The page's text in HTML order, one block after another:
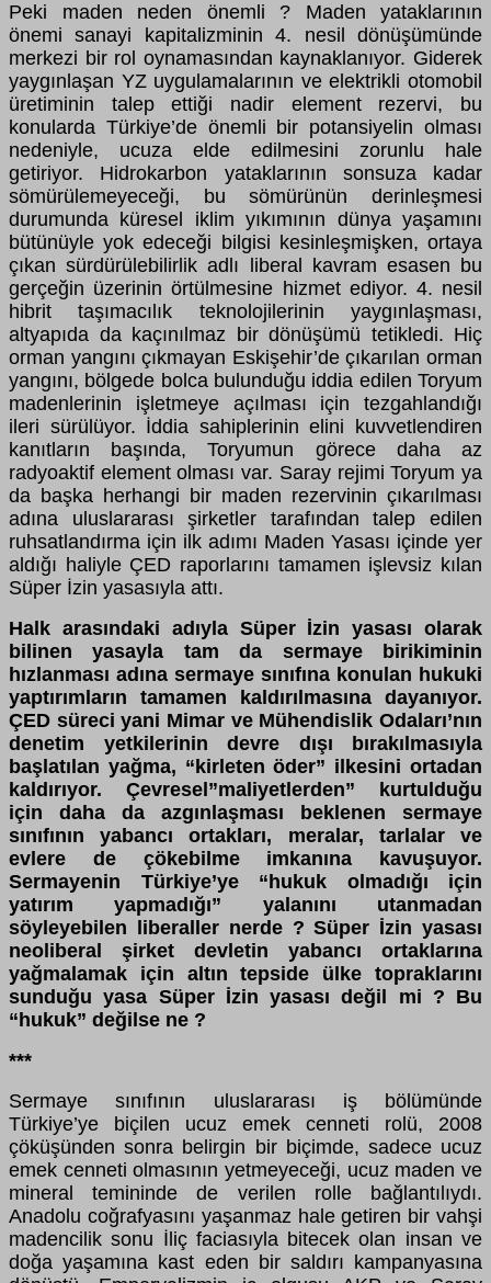
Peki maden neden önemli ? Maden yataklarının
önemi sanayi kapitalizminin 4. nesil dönüşümünde
merkezi bir rol oynamasından kaynaklanıyor. Giderek
yaygınlaşan YZ uygulamalarının ve elektrikli otomobil
üretiminin talep ettiği nadir element rezervi, bu
konularda Türkiye’de önemli bir potansiyelin olması
nedeniyle, ucuza elde edilmesini zorunlu hale
getiriyor. Hidrokarbon yataklarının sonsuza kadar
sömürülemeyeceği, bu sömürünün derinleşmesi
durumunda küresel iklim yıkımının dünya yaşamını
bütünüyle yok edeceği bilgisi kesinleşmişken, ortaya
çıkan sürdürülebilirlik adlı liberal kavram esasen bu
gerçeğin üzerinin örtülmesine hizmet ediyor. 4. nesil
hibrit taşımacılık teknolojilerinin yaygınlaşması,
altyapıda da kaçınılmaz bir dönüşümü tetikledi. Hiç
orman yangını çıkmayan Eskişehir’de çıkarılan orman
yangını, bölgede bolca bulunduğu iddia edilen Toryum
madenlerinin işletmeye açılması için tezgahlandığı
ileri sürülüyor. İddia sahiplerinin elini kuvvetlendiren
kanıtların başında, Toryumun görece daha az
radyoaktif element olması var. Saray rejimi Toryum ya
da başka herhangi bir maden rezervinin çıkarılması
adına uluslararası şirketler tarafından talep edilen
ruhsatlandırma için ilk adımı Maden Yasası içinde yer
aldığı haliyle ÇED raporlarını tamamen işlevsiz kılan
Süper İzin yasasıyla attı.
Halk arasındaki adıyla Süper İzin yasası olarak
bilinen yasayla tam da sermaye birikiminin
hızlanması adına sermaye sınıfına konulan hukuki
yaptırımların tamamen kaldırılmasına dayanıyor.
ÇED süreci yani Mimar ve Mühendislik Odaları’nın
denetim yetkilerinin devre dışı bırakılmasıyla
başlatılan yağma, “kirleten öder” ilkesini ortadan
kaldırıyor. Çevresel”maliyetlerden” kurtulduğu
için daha da azgınlaşması beklenen sermaye
sınıfının yabancı ortakları, meralar, tarlalar ve
evlere de çökebilme imkanına kavuşuyor.
Sermayenin Türkiye’ye “hukuk olmadığı için
yatırım yapmadığı” yalanını utanmadan
söyleyebilen liberaller nerde ? Süper İzin yasası
neoliberal şirket devletin yabancı ortaklarına
yağmalamak için altın tepside ülke topraklarını
sunduğu yasa Süper İzin yasası değil mi ? Bu
“hukuk” değilse ne ?
***
Sermaye sınıfının uluslararası iş bölümünde
Türkiye’ye biçilen ucuz emek cenneti rolü, 2008
çöküşünden sonra belirgin bir biçimde, sadece ucuz
emek cenneti olmasının yetmeyeceği, ucuz maden ve
mineral temininde de verilen rolle bağlantılıydı.
Anadolu coğrafyasını yaşanmaz hale getiren bir vahşi
madencilik sonu İliç faciasıyla bitecek olan insan ve
doğa yaşamına kast eden bir saldırı kampanyasına